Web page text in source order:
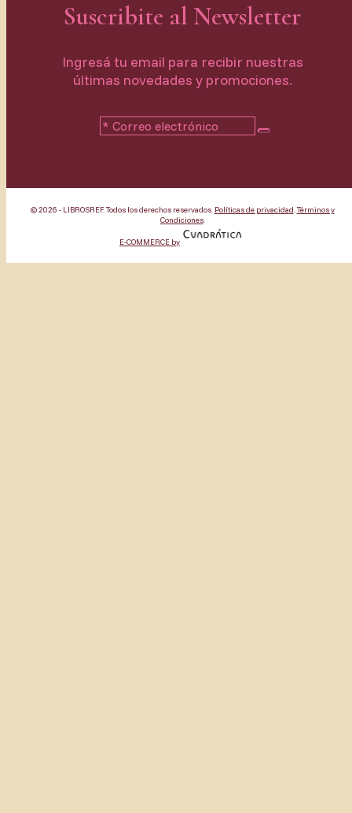
Suscribite al Newsletter
Ingresá tu email para recibir nuestras
últimas novedades y promociones.
© 2026 - LIBROSREF. Todos los derechos reservados. Políticas de privacidad.Términos y
Condiciones.
E-COMMERCE by